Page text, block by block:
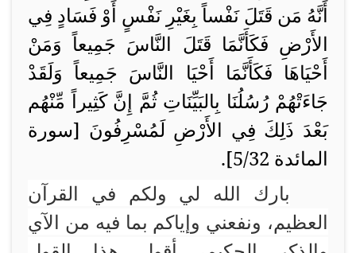
أَنَّهُ مَن قَتَلَ نَفْساً بِغَيْرِ نَفْسٍ أَوْ فَسَادٍ فِي
الأَرْضِ فَكَأَنَّمَا قَتَلَ النَّاسَ جَمِيعاً وَمَنْ
أَحْيَاهَا فَكَأَنَّمَا أَحْيَا النَّاسَ جَمِيعاً وَلَقَدْ
جَاءَتْهُمْ رُسُلُنَا بِالبَيِّنَاتِ ثُمَّ إِنَّ كَثِيراً مِّنْهُم
بَعْدَ ذَلِكَ فِي الأَرْضِ لَمُسْرِفُونَ [سورة
المائدة 5/32].
بارك الله لي ولكم في القرآن
العظيم، ونفعني وإياكم بما فيه من الآي